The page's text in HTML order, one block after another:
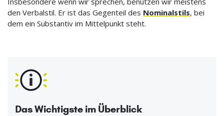
den Verbalstil. Er ist das Gegenteil des Nominalstils, bei
dem ein Substantiv im Mittelpunkt steht.
Das Wichtigste im Überblick